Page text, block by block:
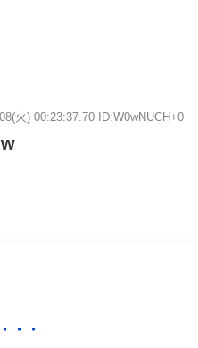
火) 00:23:37.70 ID:W0wNUCH+0
・・